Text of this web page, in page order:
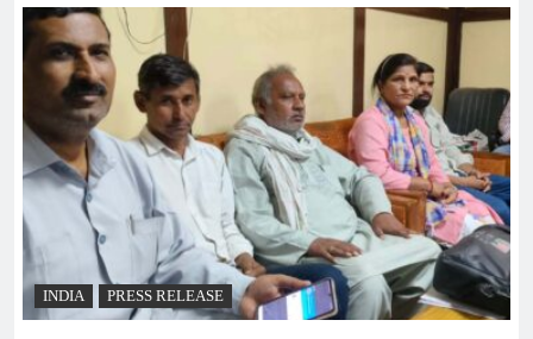
INDIA PRESS RELEASE